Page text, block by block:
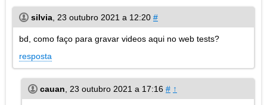
silvia 23 outubro 2021 a 12:20 #
bd, como faço para gravar videos aqui no web tests?
resposta
cauan 23 outubro 2021 a 17:16 # ↑